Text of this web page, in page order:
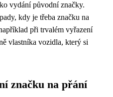
vydání původní značky.
kdy je třeba značku na
při trvalém vyřazení
vlastníka vozidla, který si
značku na přání